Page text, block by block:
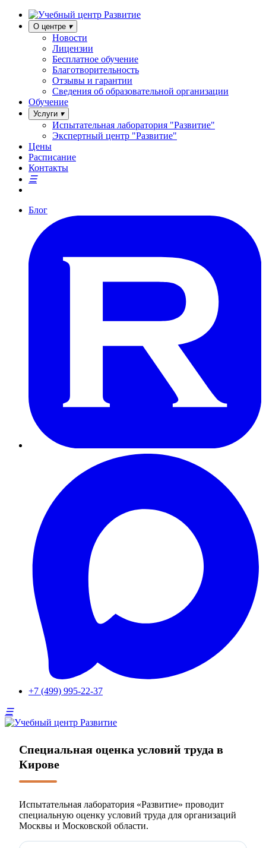
О центре
Новости
Лицензии
Бесплатное обучение
Благотворительность
Отзывы и гарантии
Сведения об образовательной организации
Обучение
Услуги
Испытательная лаборатория "Развитие"
Экспертный центр "Развитие"
Цены
Расписание
Контакты
Блог
+7 (499) 995-22-37
Специальная оценка условий труда в
Кирове
Испытательная лаборатория «Развитие» проводит
специальную оценку условий труда для организаций
Москвы и Московской области.